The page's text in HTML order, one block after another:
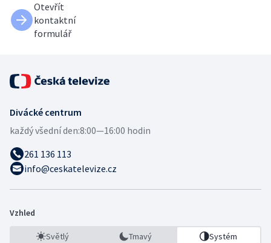
Otevřít
kontaktní
formulář
Divácké centrum
každý všední den:8:00—16:00 hodin
261 136 113
info@ceskatelevize.cz
Vzhled
Světlý Tmavý Systém